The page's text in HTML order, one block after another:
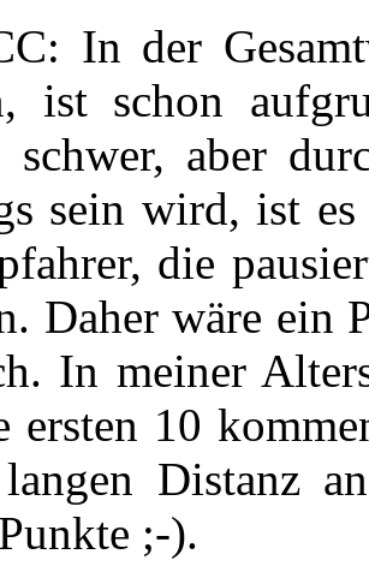
In der
ist schon
schwer, aber
sein wird, ist
die
Daher wäre ein
In meiner
ersten 10
Distanz
;-).